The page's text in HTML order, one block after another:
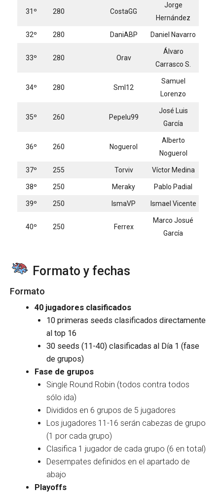
31º 280 CostaGG
Jorge
Hernández
32º 280 DaniABP Daniel Navarro
33º 280 Orav
Álvaro
Carrasco S.
34º 280 Sml12
Samuel
Lorenzo
35º 260 Pepelu99
José Luis
García
36º 260 Noguerol
Alberto
Noguerol
37º 255 Torviv Víctor Medina
38º 250 Meraky Pablo Padial
39º 250 IsmaVP Ismael Vicente
40º 250 Ferrex
Marco Josué
García
Formato y fechas
Formato
40 jugadores clasificados
10 primeras seeds clasificados directamente
al top 16
30 seeds (11-40) clasificadas al Día 1 (fase
de grupos)
Fase de grupos
Single Round Robin (todos contra todos
sólo ida)
Divididos en 6 grupos de 5 jugadores
Los jugadores 11-16 serán cabezas de grupo
(1 por cada grupo)
Clasifica 1 jugador de cada grupo (6 en total)
Desempates definidos en el apartado de
abajo
Playoffs